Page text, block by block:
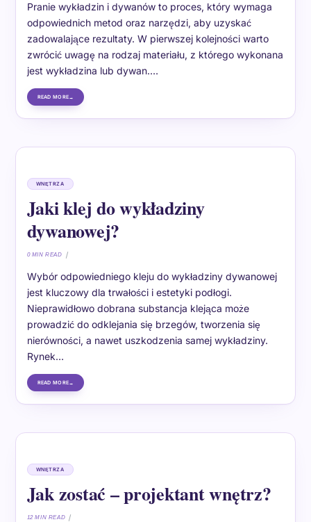
Pranie wykładzin i dywanów to proces, który wymaga
odpowiednich metod oraz narzędzi, aby uzyskać
zadowalające rezultaty. W pierwszej kolejności warto
zwrócić uwagę na rodzaj materiału, z którego wykonana
jest wykładzina lub dywan.…
READ MORE
WNĘTRZA
Jaki klej do wykładziny
dywanowej?
0 MIN READ
Wybór odpowiedniego kleju do wykładziny dywanowej
jest kluczowy dla trwałości i estetyki podłogi.
Nieprawidłowo dobrana substancja klejąca może
prowadzić do odklejania się brzegów, tworzenia się
nierówności, a nawet uszkodzenia samej wykładziny.
Rynek…
READ MORE
WNĘTRZA
Jak zostać – projektant wnętrz?
12 MIN READ